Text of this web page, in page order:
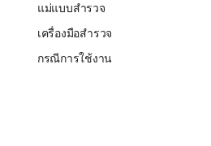
แม่แบบสำรวจ
เครื่องมือสำรวจ
กรณีการใช้งาน